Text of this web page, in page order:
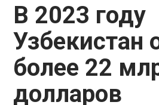
В 2023 году
Узбекистан
более 22
долларов